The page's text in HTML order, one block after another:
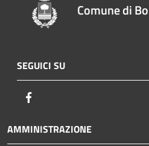
Comune di
SEGUICI SU
AMMINISTRAZIONE